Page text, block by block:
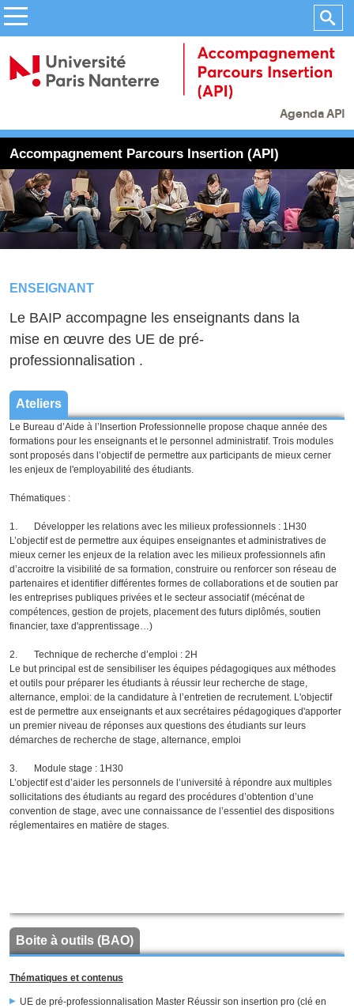
Agenda API
Accompagnement Parcours Insertion (API)
ENSEIGNANT
Le BAIP accompagne les enseignants dans la
mise en œuvre des UE de pré-
professionnalisation .
Ateliers
Le Bureau d’Aide à l’Insertion Professionnelle propose chaque année des
formations pour les enseignants et le personnel administratif. Trois modules
sont proposés dans l’objectif de permettre aux participants de mieux cerner
les enjeux de l'employabilité des étudiants.
Thématiques :
1. Développer les relations avec les milieux professionnels : 1H30
L’objectif est de permettre aux équipes enseignantes et administratives de
mieux cerner les enjeux de la relation avec les milieux professionnels afin
d’accroitre la visibilité de sa formation, construire ou renforcer son réseau de
partenaires et identifier différentes formes de collaborations et de soutien par
les entreprises publiques privées et le secteur associatif (mécénat de
compétences, gestion de projets, placement des futurs diplômés, soutien
financier, taxe d'apprentissage…)
2. Technique de recherche d’emploi : 2H
Le but principal est de sensibiliser les équipes pédagogiques aux méthodes
et outils pour préparer les étudiants à réussir leur recherche de stage,
alternance, emploi: de la candidature à l’entretien de recrutement. L'objectif
est de permettre aux enseignants et aux secrétaires pédagogiques d'apporter
un premier niveau de réponses aux questions des étudiants sur leurs
démarches de recherche de stage, alternance, emploi
3. Module stage : 1H30
L’objectif est d’aider les personnels de l’université à répondre aux multiples
sollicitations des étudiants au regard des procédures d’obtention d’une
convention de stage, avec une connaissance de l’essentiel des dispositions
réglementaires en matière de stages.
Boite à outils (BAO)
Thématiques et contenus
UE de pré-professionnalisation Master Réussir son insertion pro (clé en